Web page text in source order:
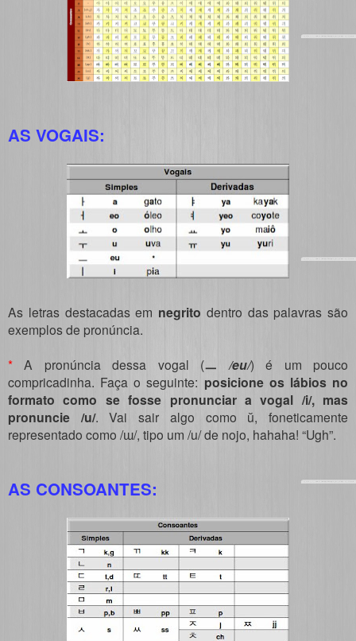
AS VOGAIS:
As letras destacadas em negrito dentro das palavras são
exemplos de pronúncia.
* A pronúncia dessa vogal (ㅡ/eu/) é um pouco
compricadinha. Faça o seguinte: posicione os lábios no
formato como se fosse pronunciar a vogal /i/, mas
pronuncie /u/. Vai sair algo como ŭ, foneticamente
representado como /ɯ/, tipo um /u/ de nojo, hahaha! “Ugh”.
AS CONSOANTES: